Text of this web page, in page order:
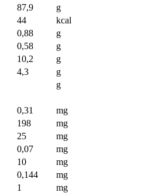
87,9
g
44
kcal
0,88
g
0,58
g
10,2
g
4,3
g
g
0,31
mg
198
mg
25
mg
0,07
mg
10
mg
0,144
mg
1
mg